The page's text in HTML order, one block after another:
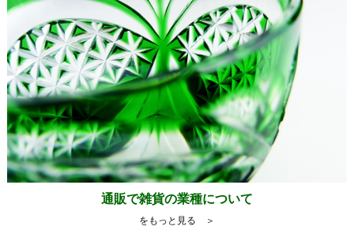
通販で雑貨の業種について
をもっと見る ＞